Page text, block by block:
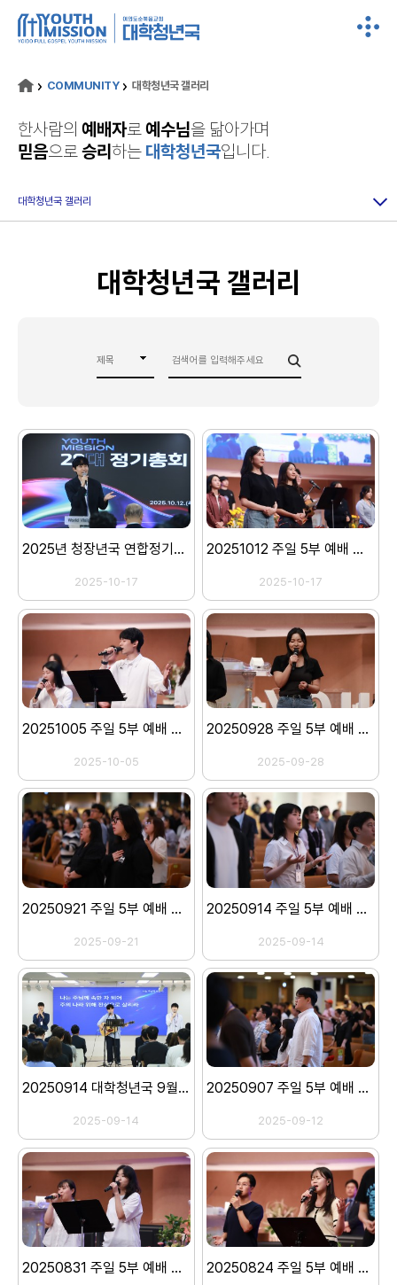
COMMUNITY 대학청년국 갤러리
한사람의 예배자로예수님을 닮아가며
믿음으로승리 하는 대학청년국입니다.
대학청년국 갤러리
대학청년국 갤러리
2025년 청장년국 연합정기총회
2025-10-17
20251012 주일 5부 예배 스캐치
2025-10-17
20251005 주일 5부 예배 스캐치
2025-10-05
20250928 주일 5부 예배 스캐치
2025-09-28
20250921 주일 5부 예배 스캐치
2025-09-21
20250914 주일 5부 예배 스캐치
2025-09-14
20250914 대학청년국 9월 월례회의
2025-09-14
20250907 주일 5부 예배 스캐치
2025-09-12
20250831 주일 5부 예배 스캐치 20250824 주일 5부 예배 스캐치